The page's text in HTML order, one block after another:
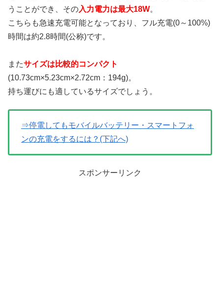
うことができ、その入力電力は最大18W。
こちらも急速充電可能となっており、フル充電(0～100%)
時間は約2.8時間(公称)です。
またサイズは比較的コンパクト
(10.73cm×5.23cm×2.72cm：194g)。
持ち運びにも適しているサイズでしょう。
⇒停電してもモバイルバッテリー・スマートフォ
ンの充電をするには？(下記へ)
スポンサーリンク